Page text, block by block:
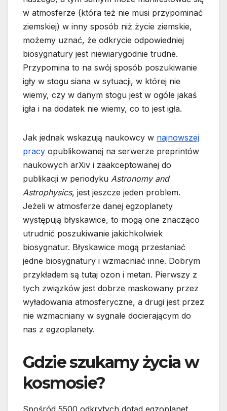
w atmosferze (która też nie musi przypominać
ziemskiej) w inny sposób niż życie ziemskie,
możemy uznać, że odkrycie odpowiedniej
biosygnatury jest niewiarygodnie trudne.
Przypomina to na swój sposób poszukiwanie
igły w stogu siana w sytuacji, w której nie
wiemy, czy w danym stogu jest w ogóle jakaś
igła i na dodatek nie wiemy, co to jest igła.
Jak jednak wskazują naukowcy w najnowszej
pracy opublikowanej na serwerze preprintów
naukowych arXiv i zaakceptowanej do
publikacji w periodyku Astronomy and
Astrophysics, jest jeszcze jeden problem.
Jeżeli w atmosferze danej egzoplanety
występują błyskawice, to mogą one znacząco
utrudnić poszukiwanie jakichkolwiek
biosygnatur. Błyskawice mogą przesłaniać
jedne biosygnatury i wzmacniać inne. Dobrym
przykładem są tutaj ozon i metan. Pierwszy z
tych związków jest dobrze maskowany przez
wyładowania atmosferyczne, a drugi jest przez
nie wzmacniany w sygnale docierającym do
nas z egzoplanety.
Gdzie szukamy życia w
kosmosie?